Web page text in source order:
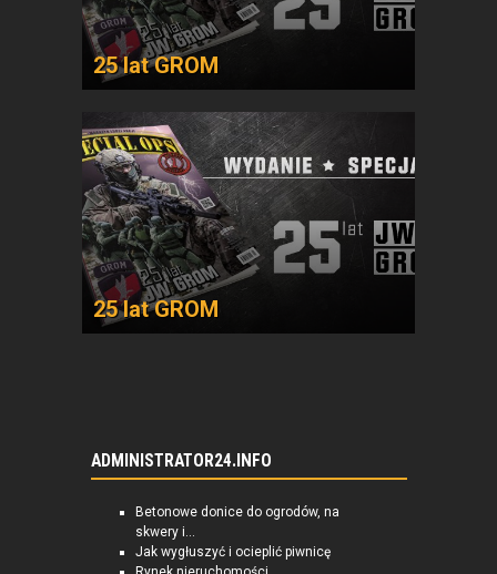
25 lat GROM
25 lat GROM
ADMINISTRATOR24.INFO
Betonowe donice do ogrodów, na
skwery i...
Jak wygłuszyć i ocieplić piwnicę